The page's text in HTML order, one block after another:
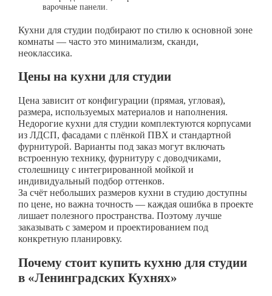
варочные панели.
Кухни для студии подбирают по стилю к основной зоне
комнаты — часто это минимализм, сканди,
неоклассика.
Цены на кухни для студии
Цена зависит от конфигурации (прямая, угловая),
размера, используемых материалов и наполнения.
Недорогие кухни для студии комплектуются корпусами
из ЛДСП, фасадами с плёнкой ПВХ и стандартной
фурнитурой. Варианты под заказ могут включать
встроенную технику, фурнитуру с доводчиками,
столешницу с интегрированной мойкой и
индивидуальный подбор оттенков.
За счёт небольших размеров кухни в студию доступны
по цене, но важна точность — каждая ошибка в проекте
лишает полезного пространства. Поэтому лучше
заказывать с замером и проектированием под
конкретную планировку.
Почему стоит купить кухню для студии
в «Ленинградских Кухнях»